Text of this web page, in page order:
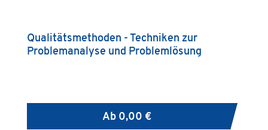
Qualitätsmethoden - Techniken zur
Problemanalyse und Problemlösung
Ab 0,00 €